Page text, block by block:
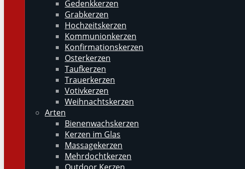
Gedenkkerzen
Grabkerzen
Hochzeitskerzen
Kommunionkerzen
Konfirmationskerzen
Osterkerzen
Taufkerzen
Trauerkerzen
Votivkerzen
Weihnachtskerzen
Arten
Bienenwachskerzen
Kerzen im Glas
Massagekerzen
Mehrdochtkerzen